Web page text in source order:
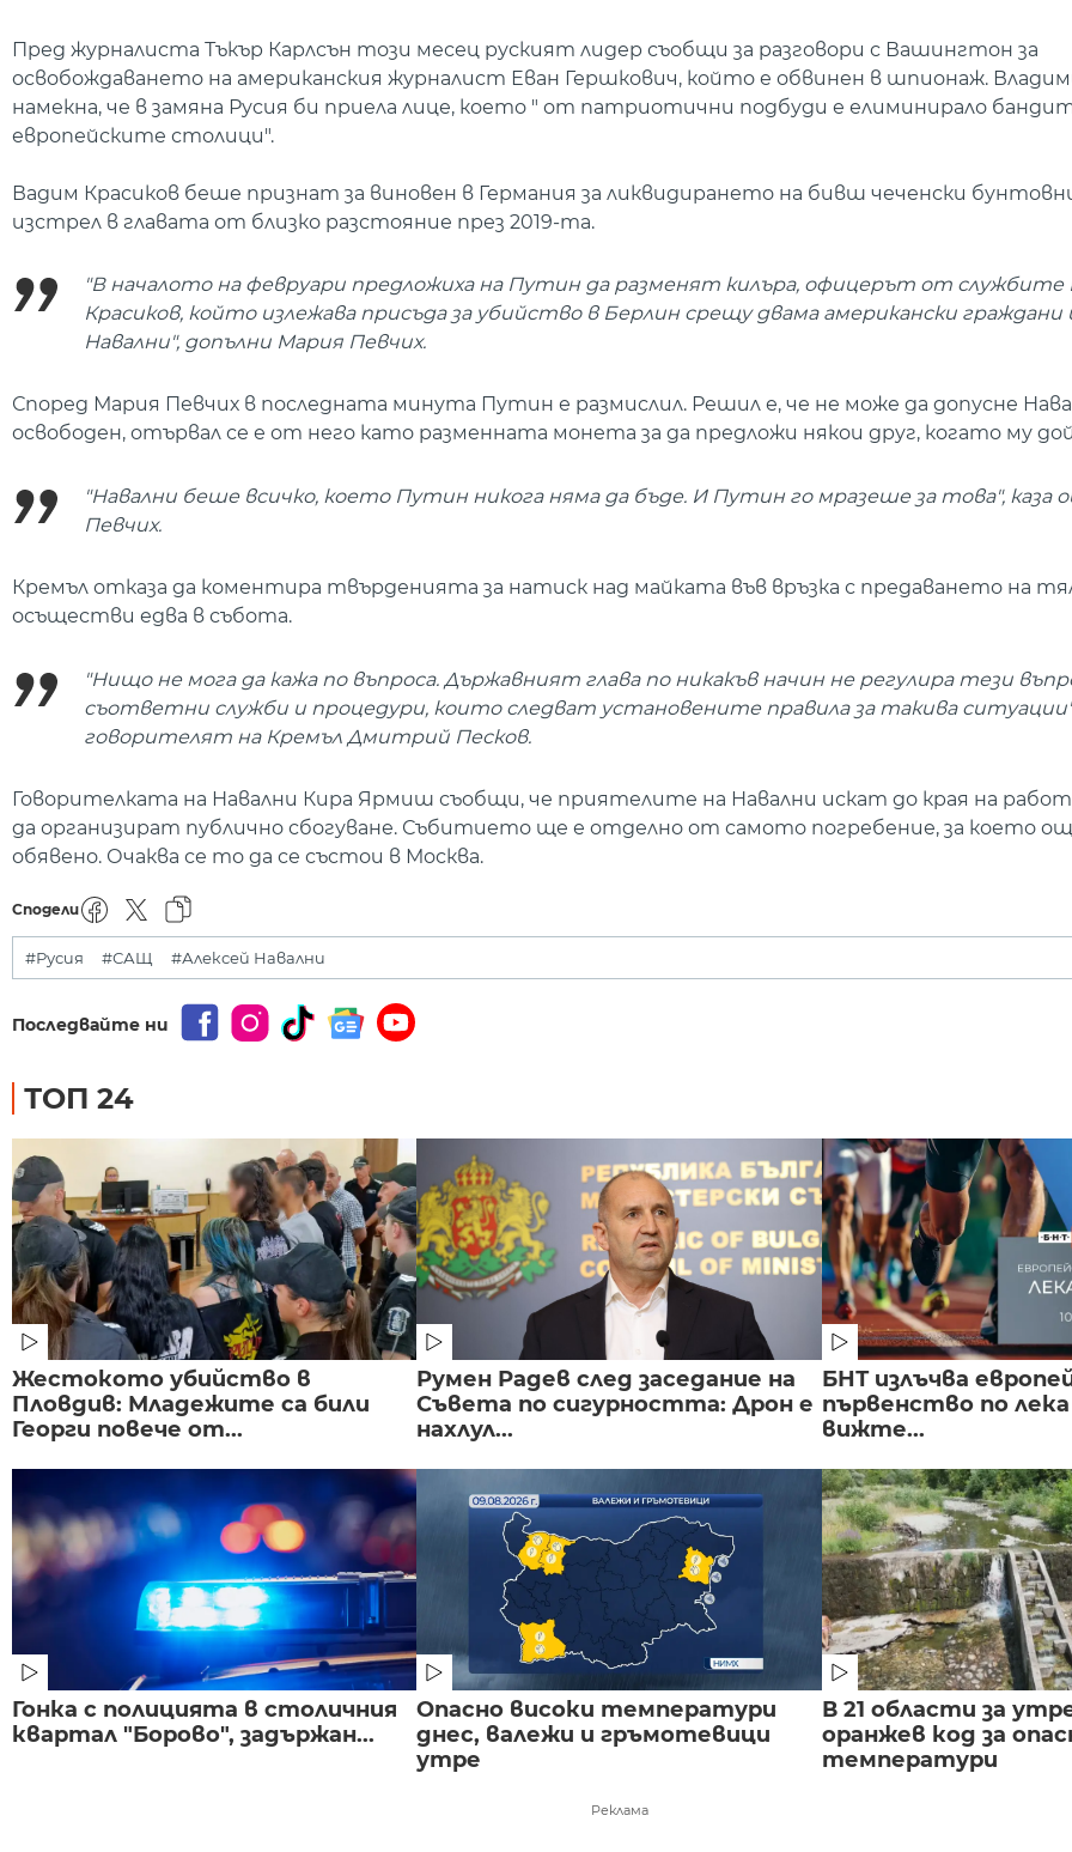
Пред журналиста Тъкър Карлсън този месец руският лидер съобщи за разговори с Вашингтон за
освобождаването на американския журналист Еван Гершкович, който е обвинен в шпионаж.
намекна, че в замяна Русия би приела лице, което " от патриотични подбуди е елиминирало
европейските столици".
Вадим Красиков беше признат за виновен в Германия за ликвидирането на бивш чеченски
изстрел в главата от близко разстояние през 2019-та.
"В началото на февруари предложиха на Путин да разменят килъра, офицерът от службите
Красиков, който излежава присъда за убийство в Берлин срещу двама американски граждани
Навални", допълни Мария Певчих.
Според Мария Певчих в последната минута Путин е размислил. Решил е, че не може да допусне
освободен, отървал се е от него като разменната монета за да предложи някои друг, когато му
"Навални беше всичко, което Путин никога няма да бъде. И Путин го мразеше за това", каза
Певчих.
Кремъл отказа да коментира твърденията за натиск над майката във връзка с предаването на
осъществи едва в събота.
"Нищо не мога да кажа по въпроса. Държавният глава по никакъв начин не регулира тези
съответни служби и процедури, които следват установените правила за такива
говорителят на Кремъл Дмитрий Песков.
Говорителката на Навални Кира Ярмиш съобщи, че приятелите на Навални искат до края на
да организират публично сбогуване. Събитието ще е отделно от самото погребение, за което
обявено. Очаква се то да се състои в Москва.
Сподели
#Русия #САЩ #Алексей Навални
Последвайте ни
ТОП 24
Жестокото убийство в
Пловдив: Младежите са били
Георги повече от...
Румен Радев след заседание на
Съвета по сигурността: Дрон е
нахлул...
БНТ излъчва
първенство по
вижте...
Гонка с полицията в столичния
квартал "Борово", задържан...
Опасно високи температури
днес, валежи и гръмотевици
утре
В 21 области за
оранжев код за
температури
Реклама